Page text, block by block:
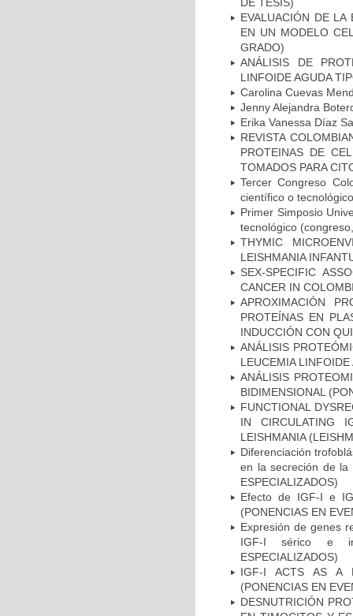
EVALUACIÓN DE LA
EN UN MODELO
GRADO)
ANÁLISIS DE
LINFOIDE AGUDA
Carolina Cuevas
Jenny Alejandra
Erika Vanessa Díaz
REVISTA
PROTEINAS DE
TOMADOS PARA
Tercer Congreso
científico o
Primer Simposio
tecnológico
THYMIC
LEISHMANIA
SEX-SPECIFIC
CANCER IN
APROXIMACIÓN
PROTEÍNAS EN
INDUCCIÓN CON
ANÁLISIS
LEUCEMIA
ANÁLISIS
BIDIMENSIONAL
FUNCTIONAL
IN CIRCULATING
LEISHMANIA
Diferenciación
en la secreción de la
ESPECIALIZADOS)
Efecto de IGF-I e
(PONENCIAS EN
Expresión de genes
IGF-I sérico e
ESPECIALIZADOS)
IGF-I ACTS AS A
(PONENCIAS EN
DESNUTRICIÓN